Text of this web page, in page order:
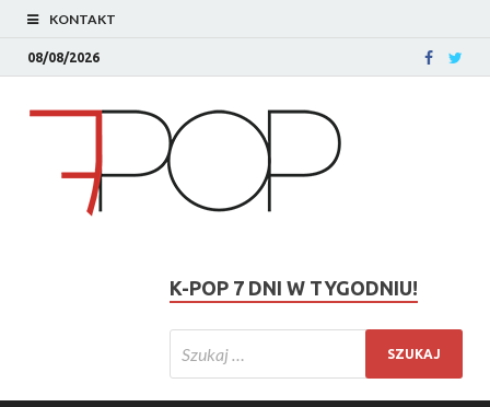
KONTAKT
08/08/2026
K-POP 7 DNI W TYGODNIU!